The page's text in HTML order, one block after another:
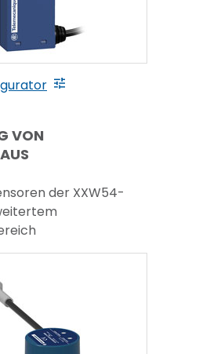
VON
der XXW54-